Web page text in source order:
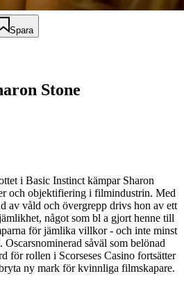
Spara
Stone
i Basic Instinct kämpar Sharon
och objektifiering i filmindustrin. Med
av våld och övergrepp drivs hon av ett
något som bl a gjort henne till
för jämlika villkor - och inte minst
såväl som belönad
för rollen i Scorseses Casino fortsätter
ny mark för kvinnliga filmskapare.